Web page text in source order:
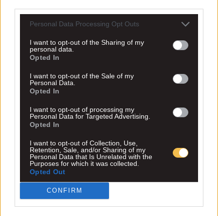
Personal Data Processing Opt Outs
I want to opt-out of the Sharing of my
personal data.
Opted In
I want to opt-out of the Sale of my
Personal Data.
Opted In
I want to opt-out of processing my
Personal Data for Targeted Advertising.
Opted In
I want to opt-out of Collection, Use,
Retention, Sale, and/or Sharing of my
Personal Data that Is Unrelated with the
Purposes for which it was collected.
Opted Out
CONFIRM